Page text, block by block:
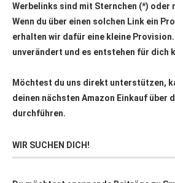
Werbelinks sind mit Sternchen (*) oder
Wenn du über einen solchen Link ein
erhalten wir dafür eine kleine
unverändert und es entstehen für dich
Möchtest du uns direkt unterstützen,
deinen nächsten Amazon Einkauf über
durchführen.
WIR SUCHEN DICH!